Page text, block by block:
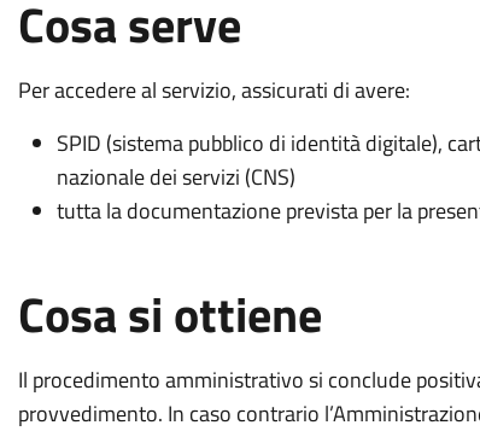
Cosa serve
Per accedere al servizio, assicurati di avere:
SPID (sistema pubblico di identità digitale),
nazionale dei servizi (CNS)
tutta la documentazione prevista per la
Cosa si ottiene
Il procedimento amministrativo si conclude
provvedimento. In caso contrario